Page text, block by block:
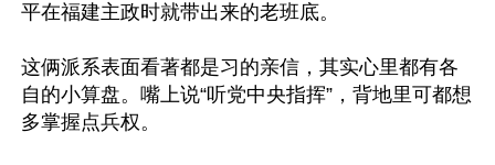
平在福建主政时就带出来的老班底。
这俩派系表面看著都是习的亲信，其实心里都有各
自的小算盘。嘴上说“听党中央指挥”，背地里可都想
多掌握点兵权。